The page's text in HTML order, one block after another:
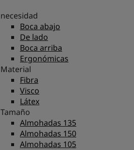
necesidad
Boca abajo
De lado
Boca arriba
Ergonómicas
Material
Fibra
Visco
Látex
Tamaño
Almohadas 135
Almohadas 150
Almohadas 105